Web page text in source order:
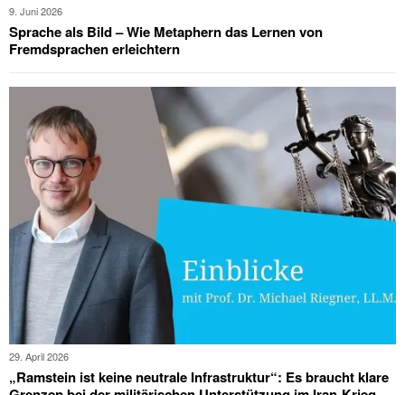
9. Juni 2026
Sprache als Bild – Wie Metaphern das Lernen von
Fremdsprachen erleichtern
29. April 2026
„Ramstein ist keine neutrale Infrastruktur“: Es braucht klare